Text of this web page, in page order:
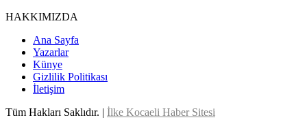
HAKKIMIZDA
Ana Sayfa
Yazarlar
Künye
Gizlilik Politikası
İletişim
Tüm Hakları Saklıdır. | İlke Kocaeli Haber Sitesi